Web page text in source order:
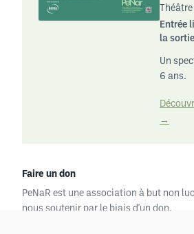
Entrée
la sortie
Un
6 ans.
→
Faire un don
PeNaR est une association à but non
nous soutenir par le biais d'un don.